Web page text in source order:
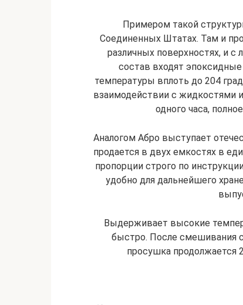
Примером такой
Соединенных Штатах. Там и
различных поверхностях, и
состав входят
температуры вплоть до 204
взаимодействии с жидкостями
одного часа,
Аналогом Абро выступает
продается в двух емкостях в
пропорции строго по
удобно для дальнейшего
Выдерживает высокие
быстро. После смешивания
просушка продолжается